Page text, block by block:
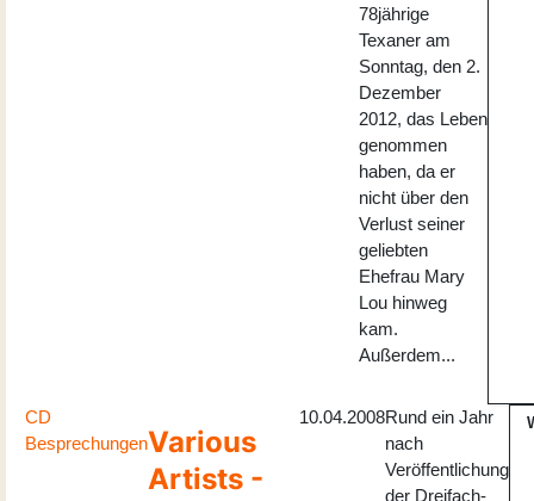
78jährige
Texaner am
Sonntag, den 2.
Dezember
2012, das Leben
genommen
haben, da er
nicht über den
Verlust seiner
geliebten
Ehefrau Mary
Lou hinweg
kam.
Außerdem...
CD
BesprechungenVarious
Artists -
10.04.2008Rund ein Jahr
nach
Veröffentlichung
der Dreifach-